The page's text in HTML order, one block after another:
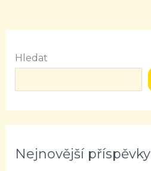
Hledat
Nejnovější příspěvky